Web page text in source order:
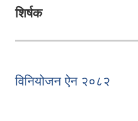
शिर्षक
विनियोजन ऐन २०८२